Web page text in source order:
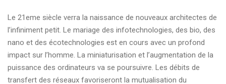
Le 21eme siècle verra la naissance de nouveaux architectes de
l’infiniment petit. Le mariage des infotechnologies, des bio, des
nano et des écotechnologies est en cours avec un profond
impact sur l’homme. La miniaturisation et l’augmentation de la
puissance des ordinateurs va se poursuivre. Les débits de
transfert des réseaux favoriseront la mutualisation du